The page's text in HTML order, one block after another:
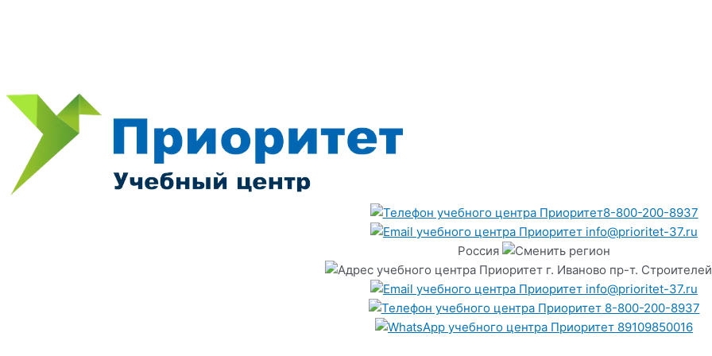
8-800-200-8937
info@prioritet-37.ru
Россия
г. Иваново пр-т. Строителей
info@prioritet-37.ru
8-800-200-8937
89109850016